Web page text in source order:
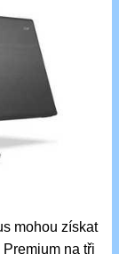
mohou získat
na tři